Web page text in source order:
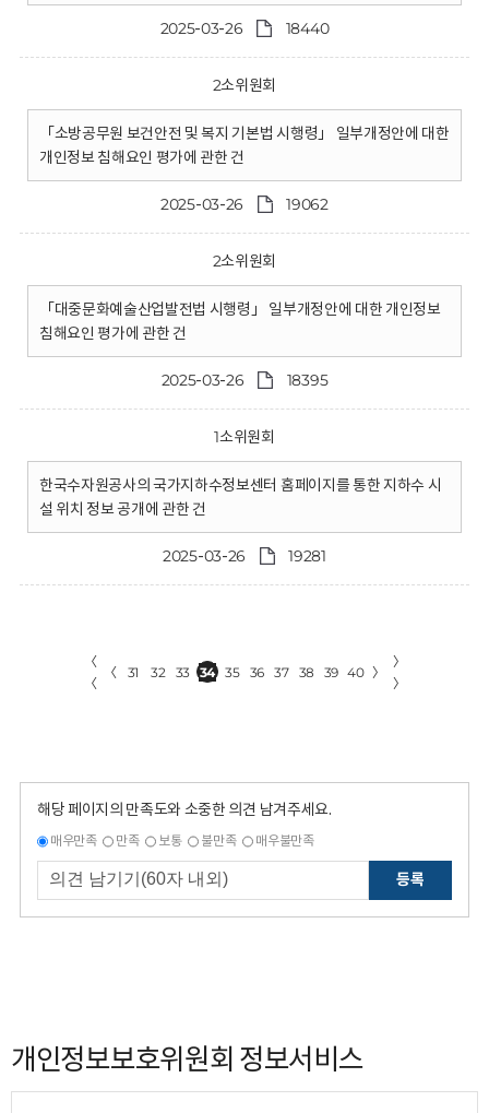
2025-03-26 18440
2소위원회
「소방공무원 보건안전 및 복지 기본법 시행령」 일부개정안에 대한
개인정보 침해요인 평가에 관한 건
2025-03-26 19062
2소위원회
「대중문화예술산업발전법 시행령」 일부개정안에 대한 개인정보
침해요인 평가에 관한 건
2025-03-26 18395
1소위원회
한국수자원공사의 국가지하수정보센터 홈페이지를 통한 지하수 시
설 위치 정보 공개에 관한 건
2025-03-26 19281
〈
〈
〈 31 32 33 34 35 36 37 38 39 40 〉
〉
〉
해당 페이지의 만족도와 소중한 의견 남겨주세요.
매우만족 만족 보통 불만족 매우불만족
등록
개인정보보호위원회 정보서비스